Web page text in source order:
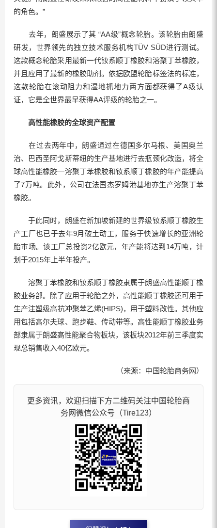
的角色。”
去年，朗盛展示了其 “AA级”概念轮胎。该轮胎由朗盛
研发，世界领先的独立技术服务机构TÜV SÜD进行测试。
这款概念轮胎采用最新一代钕系顺丁橡胶和溶聚丁苯橡胶，
并且应用了最新的橡胶助剂。依据欧盟轮胎标签法的标准，
这款轮胎在滚动阻力和湿地抓地力两方面都获得了A级认
证，它是全世界最早获得AA评级的轮胎之一。
高性能橡胶的全球资产配置
在过去两年中，朗盛通过在德国多尔马根、美国奥兰
治、巴西圣阿戈斯蒂纽的生产基地进行去瓶颈化改造，将全
球高性能橡胶—溶聚丁苯橡胶和钕系顺丁橡胶的年产能提高
了7万吨。此外，公司在法国杰罗姆港基地亦生产溶聚丁苯
橡胶。
于此同时，朗盛在新加坡新建的世界级钕系顺丁橡胶生
产工厂也已于去年9月破土动工，服务于快速增长的亚洲轮
胎市场。该工厂总投资2亿欧元，年产能将达到14万吨，计
划于2015年上半年投产。
溶聚丁苯橡胶和钕系顺丁橡胶隶属于朗盛高性能顺丁橡
胶业务部。除了应用于轮胎之外，高性能顺丁橡胶还可用于
生产注塑级高抗冲聚苯乙烯(HIPS)，用于塑料改性。其他应
用包括高尔夫球、跑步鞋、传动带等。高性能顺丁橡胶业务
部隶属于朗盛高性能聚合物板块，该板块2012年前三季度实
现总销售收入40亿欧元。
（来源：中国轮胎商务网）
更多资讯，欢迎扫描下方二维码关注中国轮胎商
务网微信公众号（Tire123）